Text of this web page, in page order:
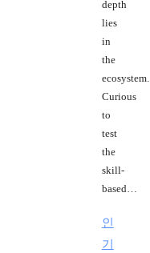
depth
lies
in
the
ecosystem.
Curious
to
test
the
skill-
based…
인
기